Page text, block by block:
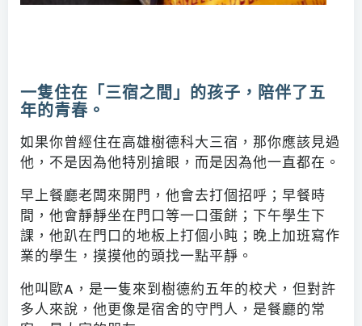
一隻住在「三宿之間」的孩子，陪伴了五
年的青春。
如果你曾經住在高雄樹德科大三宿，那你應該見過
他，不是因為他特別搶眼，而是因為他一直都在。
早上餐廳老闆來開門，他會去打個招呼；早餐時
間，他會靜靜坐在門口等一口蛋餅；下午學生下
課，他趴在門口的地板上打個小盹；晚上加班寫作
業的學生，摸摸他的頭找一點平靜。
他叫歐A，是一隻來到樹德約五年的校犬，但對許
多人來說，他更像是宿舍的守門人，是餐廳的常